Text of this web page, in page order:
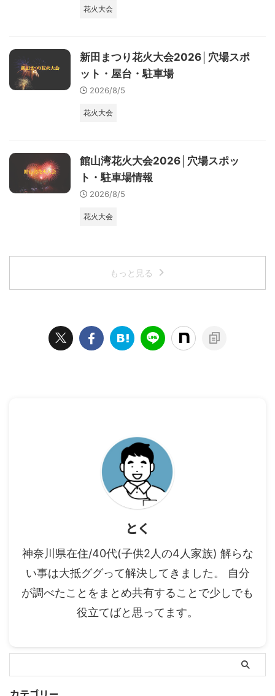
花火大会
新田まつり花火大会2026│穴場スポ
ット・屋台・駐車場
2026/8/5
花火大会
館山湾花火大会2026│穴場スポッ
ト・駐車場情報
2026/8/5
花火大会
もっと見る
とく
神奈川県在住/40代(子供2人の4人家族) 解らな
い事は大抵ググって解決してきました。 自分
が調べたことをまとめ共有することで少しでも
役立てばと思ってます。